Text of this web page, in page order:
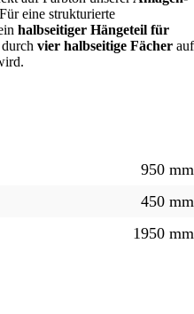
eine strukturierte
halbseitiger Hängeteil für
durchvier halbseitige Fächer auf
950 mm
450 mm
1950 mm